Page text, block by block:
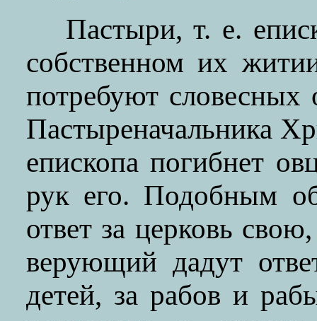
Пастыри, т. е.
собственном их
потребуют
Пастыреначальника
епископа погибнет
рук его. Подобным
ответ за церковь
верующий дадут
детей, за рабов и